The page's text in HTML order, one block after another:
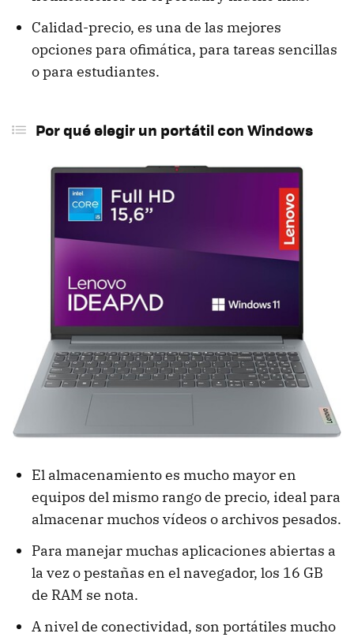
Calidad-precio, es una de las mejores
opciones para ofimática, para tareas sencillas
o para estudiantes.
Por qué elegir un portátil con Windows
El almacenamiento es mucho mayor en
equipos del mismo rango de precio, ideal para
almacenar muchos vídeos o archivos pesados.
Para manejar muchas aplicaciones abiertas a
la vez o pestañas en el navegador, los 16 GB
de RAM se nota.
A nivel de conectividad, son portátiles mucho